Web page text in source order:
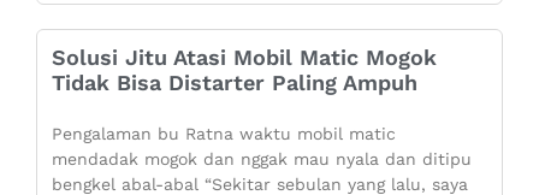
Solusi Jitu Atasi Mobil Matic Mogok
Tidak Bisa Distarter Paling Ampuh
Pengalaman bu Ratna waktu mobil matic
mendadak mogok dan nggak mau nyala dan ditipu
bengkel abal-abal “Sekitar sebulan yang lalu, saya